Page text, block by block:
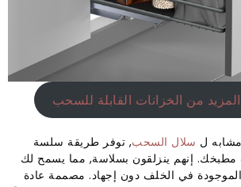
من الخزانات القابلة للسحب
ل سلال السحب, توفر طريقة سلسة
إنهم ينزلقون بسلاسة, مما يسمح لك
في الخلف دون إجهاد. مصممة عادة